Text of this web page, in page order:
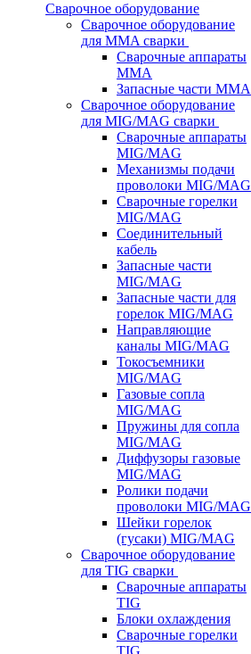
Сварочное оборудование
Сварочное оборудование
для MMA сварки
Сварочные аппараты
MMA
Запасные части MMA
Сварочное оборудование
для MIG/MAG сварки
Сварочные аппараты
MIG/MAG
Механизмы подачи
проволоки MIG/MAG
Сварочные горелки
MIG/MAG
Соединительный
кабель
Запасные части
MIG/MAG
Запасные части для
горелок MIG/MAG
Направляющие
каналы MIG/MAG
Токосъемники
MIG/MAG
Газовые сопла
MIG/MAG
Пружины для сопла
MIG/MAG
Диффузоры газовые
MIG/MAG
Ролики подачи
проволоки MIG/MAG
Шейки горелок
(гусаки) MIG/MAG
Сварочное оборудование
для TIG сварки
Сварочные аппараты
TIG
Блоки охлаждения
Сварочные горелки
TIG